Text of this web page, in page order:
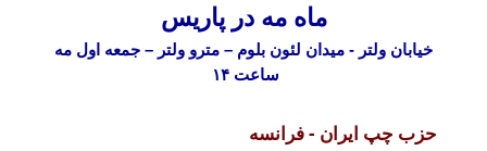
ماه مه در پاریس
خیابان ولتر - میدان لئون بلوم – مترو ولتر – جمعه اول مه
ساعت ۱۴
حزب چپ ایران - فرانسه